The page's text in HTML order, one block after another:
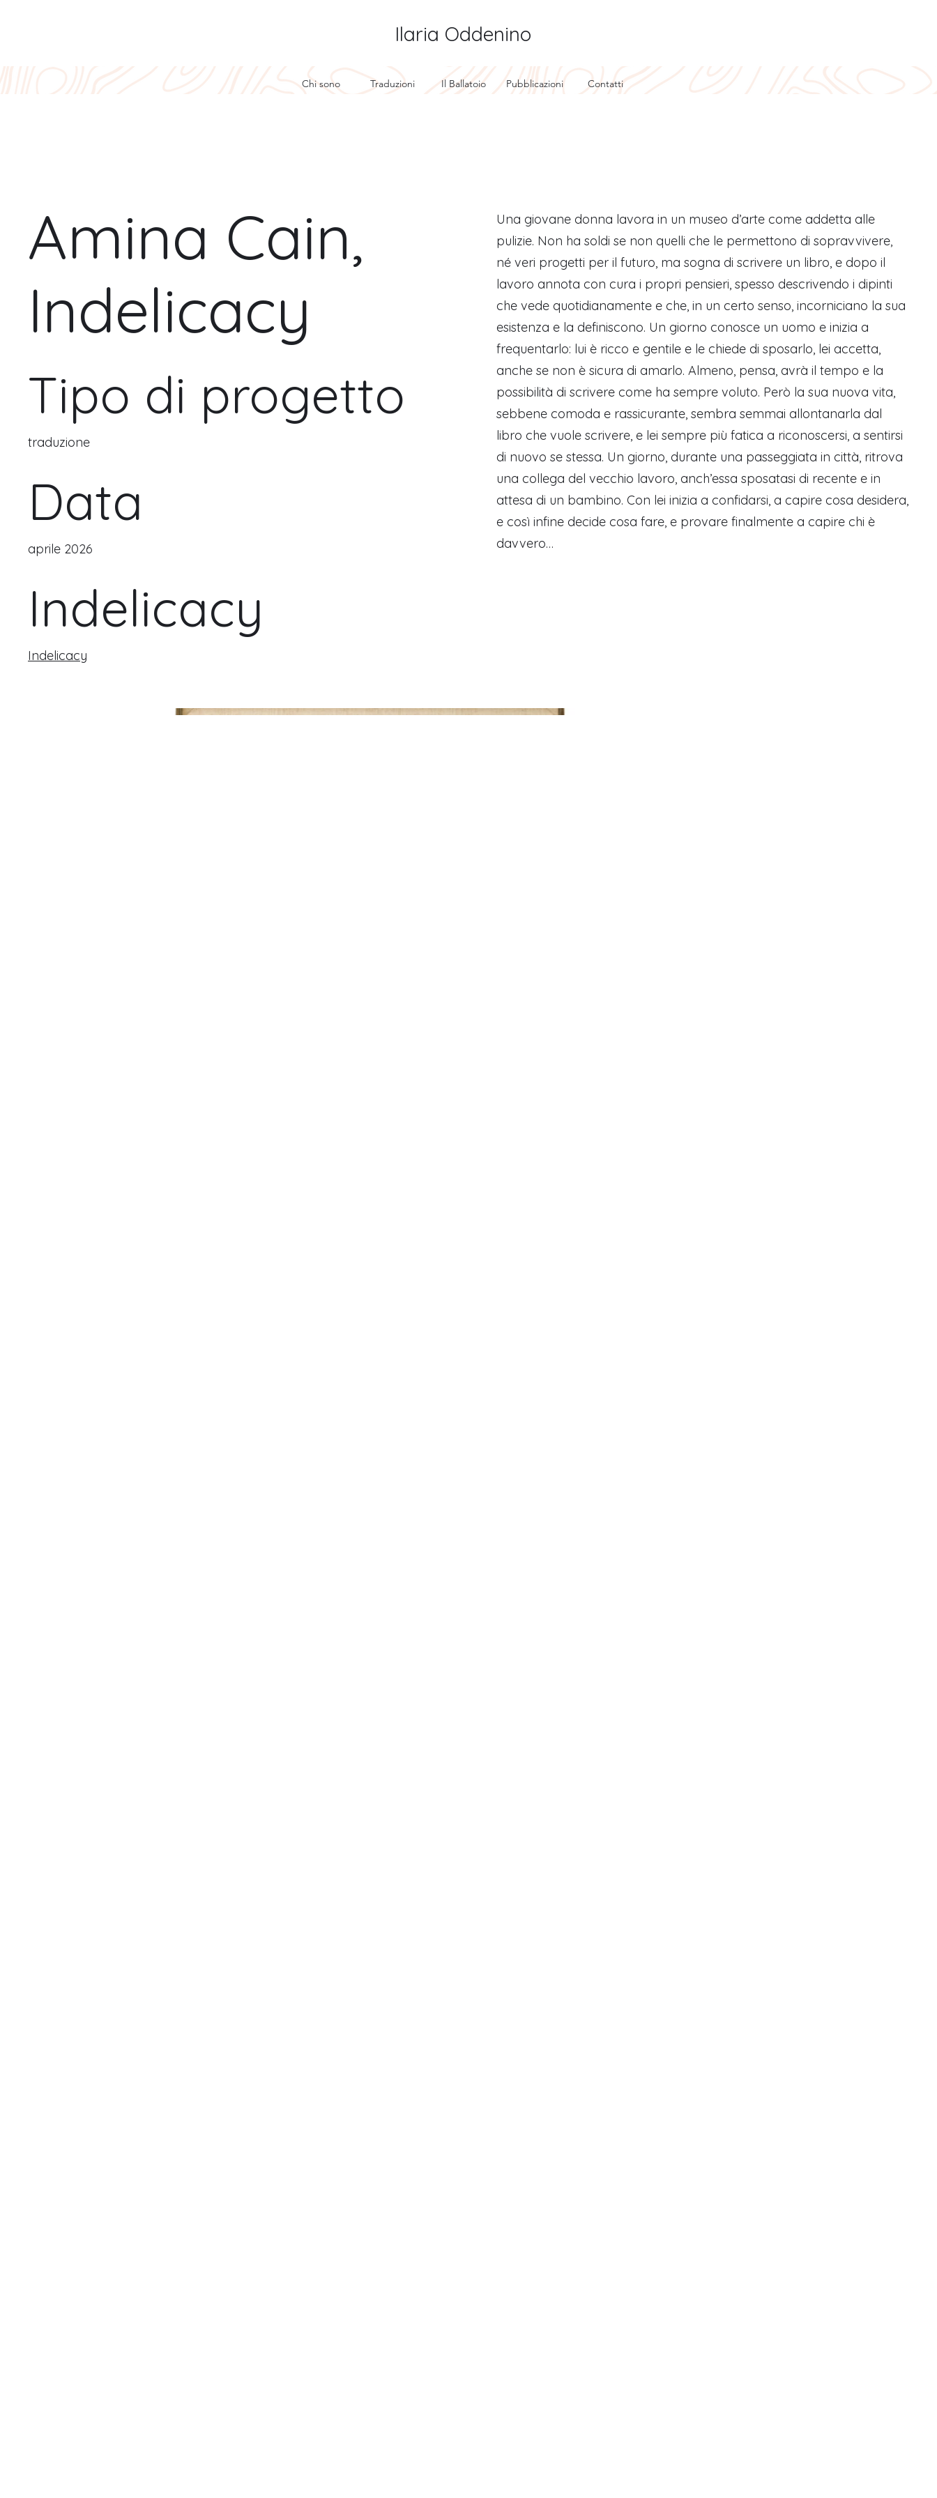
Ilaria Oddenino
Chi sono Traduzioni Il Ballatoio Pubblicazioni Contatti
Amina Cain,
Indelicacy
Tipo di progetto
traduzione
Data
aprile 2026
Indelicacy
Indelicacy
Una giovane donna lavora in un museo d’arte come addetta alle
pulizie. Non ha soldi se non quelli che le permettono di sopravvivere,
né veri progetti per il futuro, ma sogna di scrivere un libro, e dopo il
lavoro annota con cura i propri pensieri, spesso descrivendo i dipinti
che vede quotidianamente e che, in un certo senso, incorniciano la sua
esistenza e la definiscono. Un giorno conosce un uomo e inizia a
frequentarlo: lui è ricco e gentile e le chiede di sposarlo, lei accetta,
anche se non è sicura di amarlo. Almeno, pensa, avrà il tempo e la
possibilità di scrivere come ha sempre voluto. Però la sua nuova vita,
sebbene comoda e rassicurante, sembra semmai allontanarla dal
libro che vuole scrivere, e lei sempre più fatica a riconoscersi, a sentirsi
di nuovo se stessa. Un giorno, durante una passeggiata in città, ritrova
una collega del vecchio lavoro, anch’essa sposatasi di recente e in
attesa di un bambino. Con lei inizia a confidarsi, a capire cosa desidera,
e così infine decide cosa fare, e provare finalmente a capire chi è
davvero…